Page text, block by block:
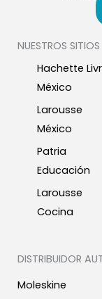
NUESTROS SITIOS
Hachette
México
Larousse
México
Patria
Educación
Larousse
Cocina
DISTRIBUIDOR
Moleskine